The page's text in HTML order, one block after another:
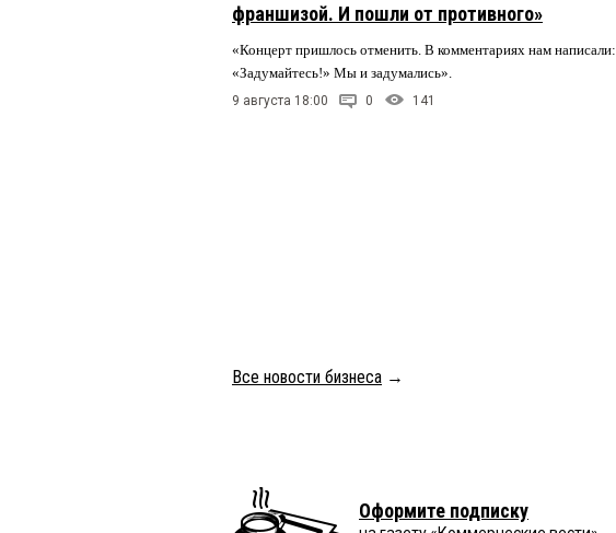
франшизой. И пошли от противного»
«Концерт пришлось отменить. В комментариях нам написали:
«Задумайтесь!» Мы и задумались».
9 августа 18:00 0 141
Все новости бизнеса →
Оформите подписку